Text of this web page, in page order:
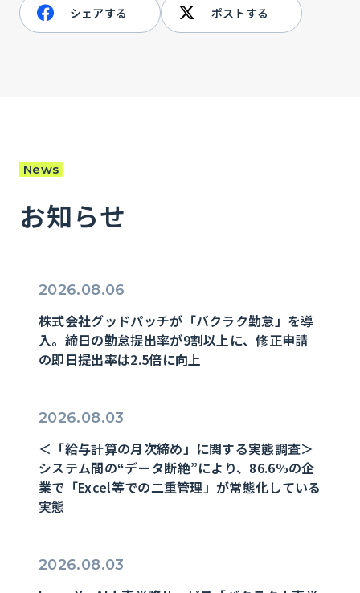
シェアする ポストする
News
お知らせ
2026.08.06
株式会社グッドパッチが「バクラク勤怠」を導
入。締日の勤怠提出率が9割以上に、修正申請
の即日提出率は2.5倍に向上
2026.08.03
＜「給与計算の月次締め」に関する実態調査＞
システム間の“データ断絶”により、86.6%の企
業で「Excel等での二重管理」が常態化している
実態
2026.08.03